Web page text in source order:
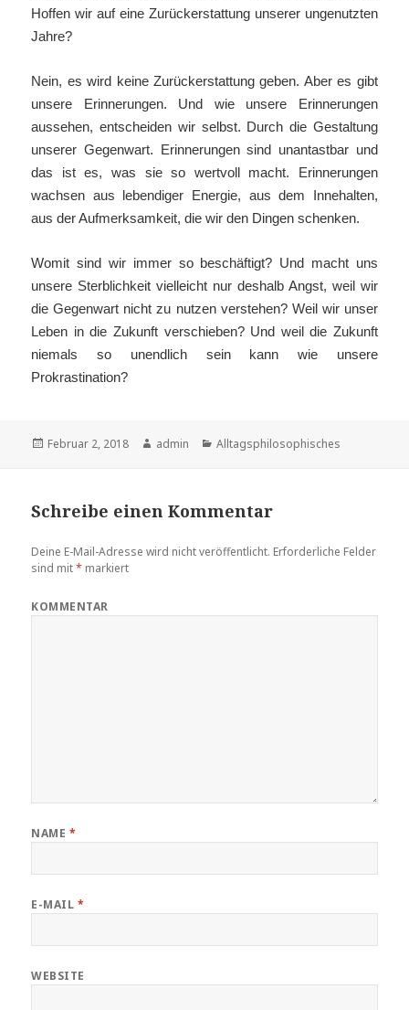
Hoffen wir auf eine Zurückerstattung unserer ungenutzten
Jahre?
Nein, es wird keine Zurückerstattung geben. Aber es gibt
unsere Erinnerungen. Und wie unsere Erinnerungen
aussehen, entscheiden wir selbst. Durch die Gestaltung
unserer Gegenwart. Erinnerungen sind unantastbar und
das ist es, was sie so wertvoll macht. Erinnerungen
wachsen aus lebendiger Energie, aus dem Innehalten,
aus der Aufmerksamkeit, die wir den Dingen schenken.
Womit sind wir immer so beschäftigt? Und macht uns
unsere Sterblichkeit vielleicht nur deshalb Angst, weil wir
die Gegenwart nicht zu nutzen verstehen? Weil wir unser
Leben in die Zukunft verschieben? Und weil die Zukunft
niemals so unendlich sein kann wie unsere
Prokrastination?
Veröffentlicht
Februar 2, 2018 Autor
admin Kategorien
Alltagsphilosophisches
Schreibe einen Kommentar
Deine E-Mail-Adresse wird nicht veröffentlicht. Erforderliche Felder
sind mit* markiert
KOMMENTAR
NAME *
E-MAIL *
WEBSITE